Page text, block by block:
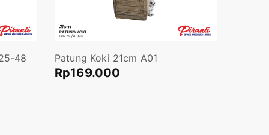
48 Patung Koki 21cm A01
Rp169.000